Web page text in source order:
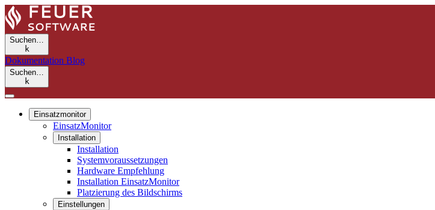
Suchen…
k
Dokumentation Blog
Suchen…
k
Einsatzmonitor
EinsatzMonitor
Installation
Installation
Systemvoraussetzungen
Hardware Empfehlung
Installation EinsatzMonitor
Platzierung des Bildschirms
Einstellungen